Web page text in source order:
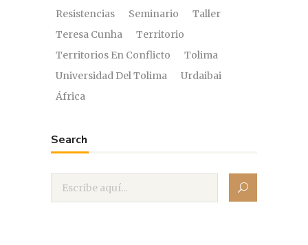
Resistencias
Seminario
Taller
Teresa Cunha
Territorio
Territorios En Conflicto
Tolima
Universidad Del Tolima
Urdaibai
África
Search